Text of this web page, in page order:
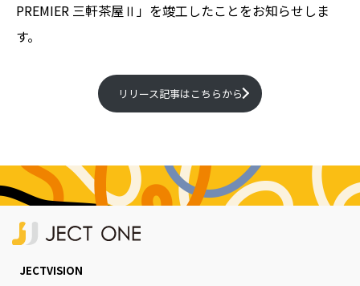
PREMIER 三軒茶屋Ⅱ」を竣工したことをお知らせしま
す。
リリース記事はこちらから
JECTVISION